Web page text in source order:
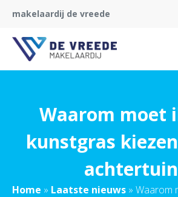
makelaardij de vreede
Waarom moet
kunstgras
Home » Laatste nieuws » Waarom